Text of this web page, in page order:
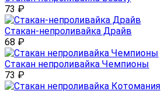
73 ₽
Стакан-непроливайка Драйв
68 ₽
Стакан непроливайка Чемпионы
73 ₽